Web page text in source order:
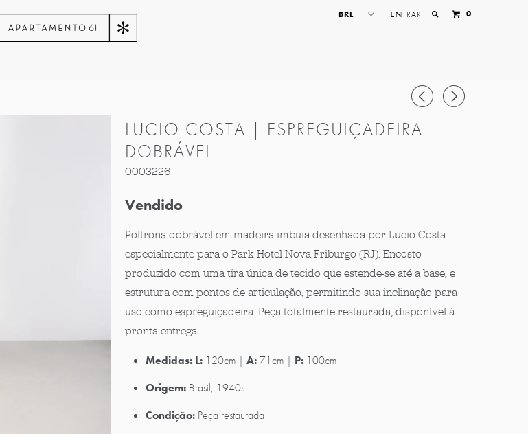
ENTRAR 0
◅ ▻
LUCIO COSTA | ESPREGUIÇADEIRA
DOBRÁVEL
0003226
Vendido
Poltrona dobrável em madeira imbuia desenhada por Lucio Costa
especialmente para o Park Hotel Nova Friburgo (RJ). Encosto
produzido com uma tira única de tecido que estende-se até a base, e
estrutura com pontos de articulação, permitindo sua inclinação para
uso como espreguiçadeira. Peça totalmente restaurada, disponível à
pronta entrega.
Medidas: L: 120cm | A:71cm | P: 100cm
Origem: Brasil, 1940s
Condição: Peça restaurada